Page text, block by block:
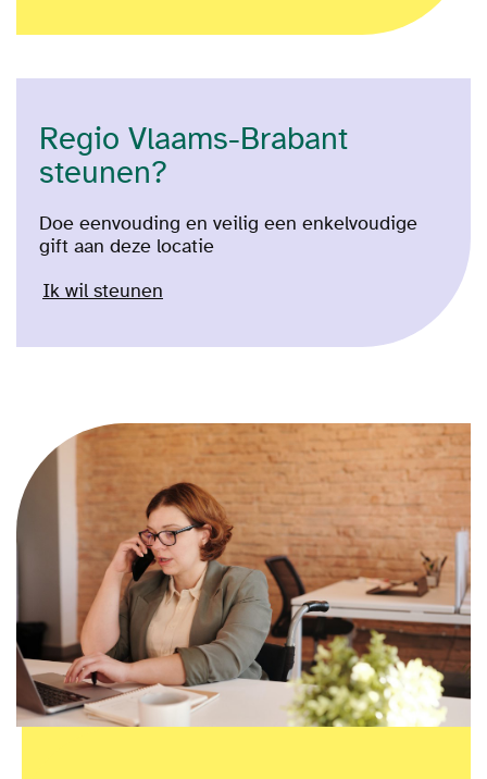
Regio Vlaams-Brabant
steunen?
Doe eenvouding en veilig een enkelvoudige
gift aan deze locatie
Ik wil steunen